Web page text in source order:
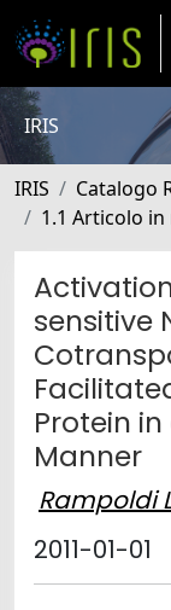
IRIS
IRIS Catalogo
1.1 Articolo in
sensitive
Protein
Manner
Rampoldi
2011-01-01